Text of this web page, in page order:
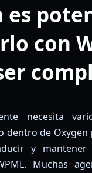
es
con
necesita
dentro de Oxygen
y
Muchas